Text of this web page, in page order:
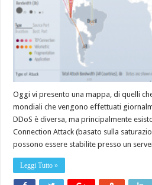
Oggi vi presento una mappa, di quelli
mondiali che vengono effettuati
DDoS è diversa, ma principalmente
Connection Attack (basato sulla
possono essere stabilite presso un
Leggi Tutto »